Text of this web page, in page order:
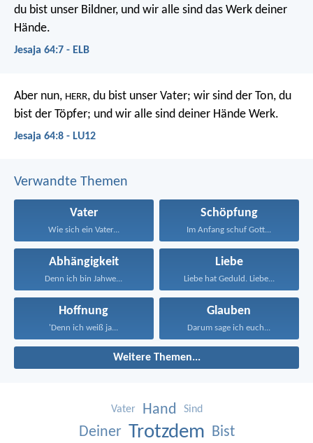
du bist unser Bildner, und wir alle sind das Werk deiner
Hände.
Jesaja 64:7 - ELB
Aber nun, HERR, du bist unser Vater; wir sind der Ton, du
bist der Töpfer; und wir alle sind deiner Hände Werk.
Jesaja 64:8 - LU12
Verwandte Themen
Vater
Wie sich ein Vater...
Schöpfung
Im Anfang schuf Gott...
Abhängigkeit
Denn ich bin Jahwe...
Liebe
Liebe hat Geduld. Liebe...
Hoffnung
'Denn ich weiß ja...
Glauben
Darum sage ich euch...
Weitere Themen...
Vater Hand Sind
Deiner Trotzdem Bist